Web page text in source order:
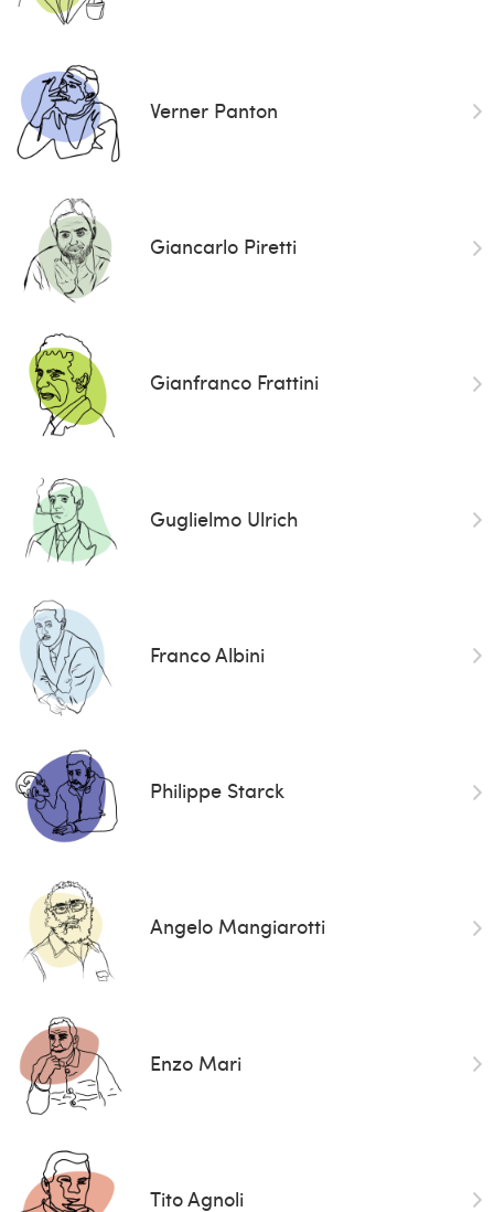
Verner Panton
Giancarlo Piretti
Gianfranco Frattini
Guglielmo Ulrich
Franco Albini
Philippe Starck
Angelo Mangiarotti
Enzo Mari
Tito Agnoli